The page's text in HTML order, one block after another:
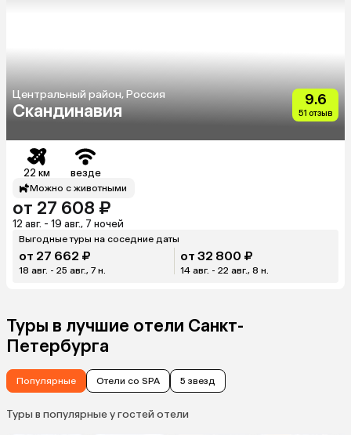
Центральный район, Россия
Скандинавия
9.6
51 отзыв
22 км везде
Можно с животными
от 27 608 ₽
12 авг. - 19 авг., 7 ночей
Выгодные туры на соседние даты
от 27 662 ₽
18 авг. - 25 авг., 7 н.
от 32 800 ₽
14 авг. - 22 авг., 8 н.
Туры в лучшие отели Санкт-
Петербурга
Популярные Отели со SPA 5 звезд
Туры в популярные у гостей отели